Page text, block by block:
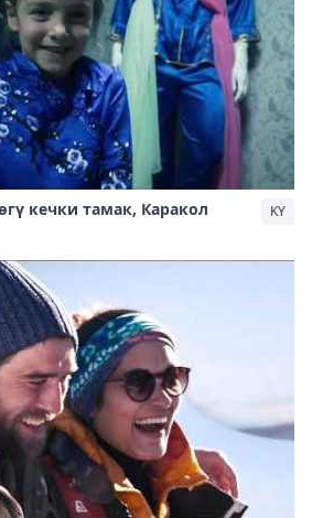
кечки тамак, Каракол
KY